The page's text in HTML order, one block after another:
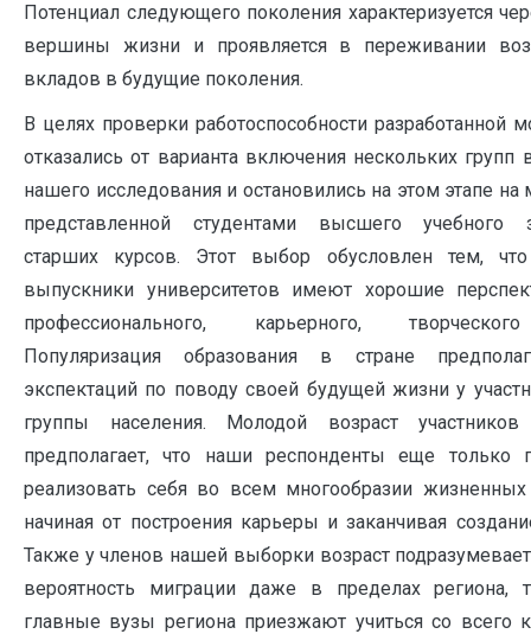
Потенциал следующего поколения характеризуется
вершины жизни и проявляется в переживании
вкладов в будущие поколения.
В целях проверки работоспособности разработанной
отказались от варианта включения нескольких групп
нашего исследования и остановились на этом этапе
представленной студентами высшего учебного
старших курсов. Этот выбор обусловлен тем,
выпускники университетов имеют хорошие
профессионального, карьерного,
Популяризация образования в стране
экспектаций по поводу своей будущей жизни у
группы населения. Молодой возраст
предполагает, что наши респонденты еще только
реализовать себя во всем многообразии жизненных
начиная от построения карьеры и заканчивая
Также у членов нашей выборки возраст
вероятность миграции даже в пределах региона,
главные вузы региона приезжают учиться со всего